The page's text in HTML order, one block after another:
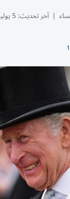
| آخر تحديث:5 يوليو 15:38 2026